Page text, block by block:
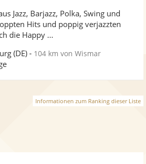
Fotos
5
Jazz, Barjazz, Polka, Swing und
Hits und poppig verjazzten
die Happy ...
(DE) - 104 km von Wismar
Informationen zum Ranking dieser Liste